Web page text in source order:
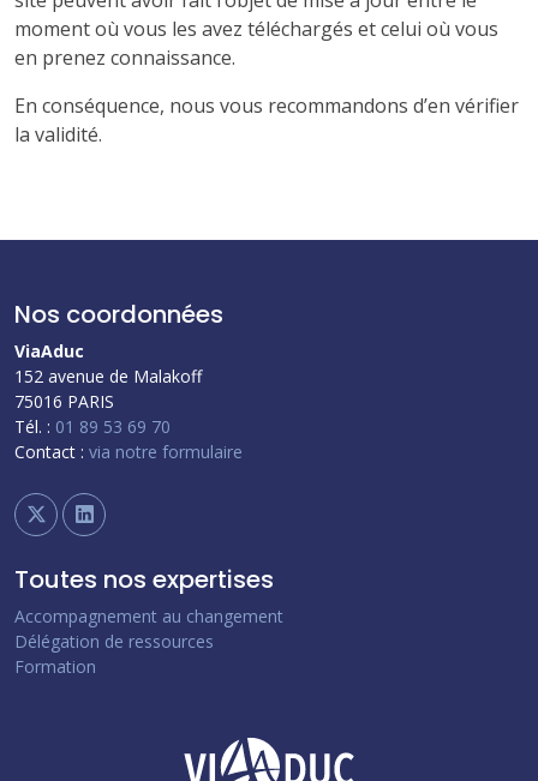
moment où vous les avez téléchargés et celui où vous
en prenez connaissance.
En conséquence, nous vous recommandons d’en vérifier
la validité.
Nos coordonnées
ViaAduc
152 avenue de Malakoff
75016 PARIS
Tél. : 01 89 53 69 70
Contact : via notre formulaire
Toutes nos expertises
Accompagnement au changement
Délégation de ressources
Formation